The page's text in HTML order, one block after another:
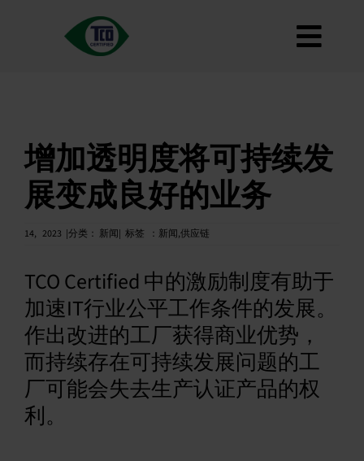
切
导
航
如何使用
路线图
Product Finder
联系我们
常见问题
我的账户
搜索
中文 (简体)
增加透明度将可持续发
展变成良好的业务
14, 2023 |分类： 新闻| 标签 ： 新闻,供应链
TCO Certified 中的激励制度有助于
加速IT行业公平工作条件的发展。
作出改进的工厂获得商业优势，
而持续存在可持续发展问题的工
厂可能会失去生产认证产品的权
利。